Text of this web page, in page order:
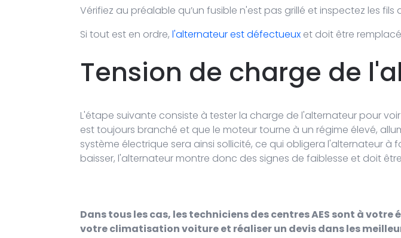
Vérifiez au préalable qu’un fusible n'est pas grillé et inspectez les
Si tout est en ordre,l'alternateur est défectueux et doit être
Tension de charge de
L'étape suivante consiste à tester la charge de l'alternateur pour
est toujours branché et que le moteur tourne à un régime élevé,
système électrique sera ainsi sollicité, ce qui obligera l'alternateur
baisser, l'alternateur montre donc des signes de faiblesse et doit
Dans tous les cas, les techniciens des centres AES sont à
votre climatisation voiture et réaliser un devis dans les